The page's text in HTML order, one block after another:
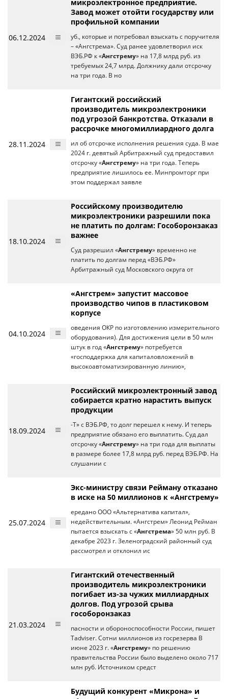
06.12.2024
микроэлектронное предприятие.
Завод может отойти государству или
профильной компании
уб., которые и потребовал взыскать с поручителя
– «Ангстрема». Суд ранее удовлетворил иск
ВЭБ.РФ к «Ангстрему» на 17,8 млрд руб. из
требуемых 24,7 млрд. Должнику дали отсрочку
на три года. В но
28.11.2024
Гигантский российский
производитель микроэлектроники
под угрозой банкротства. Отказали в
рассрочке многомиллиардного долга
ил об отсрочке исполнения решения суда. В мае
2024 г. девятый Арбитражный суд предоставил
отсрочку «Ангстрему» на три года. Теперь
предприятие лишилось ее. Минпромторг при
этом поддержал заявле
18.10.2024
Российскому производителю
микроэлектроники разрешили пока
не платить по долгам: Гособоронзаказ
важнее
Суд разрешил «Ангстрему» временно не
платить по долгам перед «ВЭБ.РФ»
Арбитражный суд Московского округа от
04.10.2024
«Ангстрем» запустит массовое
производство чипов в пластиковом
корпусе
оведения ОКР по изготовлению измерительного
оборудования). Для достижения цели в 50 млн
штук в год «Ангстрему» потребуется
«господдержка для капиталовложений в
высокоавтоматизированную линию»,
18.09.2024
Российский микроэлектронный завод
собирается кратно нарастить выпуск
продукции
-Т» с ВЭБ.РФ, то долг перешел к нему. И теперь
предприятие обязано его выплатить. Суд дал
отсрочку «Ангстрему» на три года для выплаты
в размере более 17,8 млрд руб. перед ВЭБ.РФ. На
слушании с
25.07.2024
Экс-министру связи Рейману отказано
в иске на 50 миллионов к «Ангстрему»
ередано ООО «Альтернатива капитал»,
недействительным. «Ангстрем» Леонид Рейман
пытается взыскать с «Ангстрема» 50 млн руб. В
декабре 2023 г. Зеленоградский районный суд
рассмотрел и отклонил ис
21.03.2024
Гигантский отечественный
производитель микроэлектроники
погибает из-за чужих миллиардных
долгов. Под угрозой срыва
гособоронзаказ
пасности и обороноспособности России, пишет
Tadviser. Сотни миллионов из госрезерва В
июне 2023 г. «Ангстрему» по решению
правительства России было выделено около 717
млн руб. Источником средст
Будущий конкурент «Микрона» и